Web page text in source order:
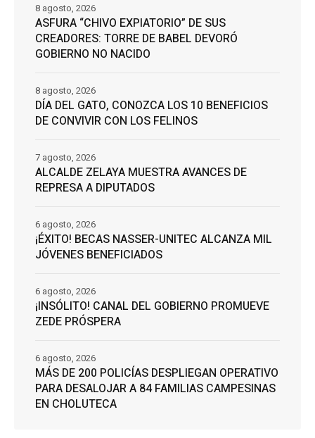
ASFURA “CHIVO EXPIATORIO” DE SUS
CREADORES: TORRE DE BABEL DEVORÓ
GOBIERNO NO NACIDO
8 agosto, 2026
DÍA DEL GATO, CONOZCA LOS 10 BENEFICIOS
DE CONVIVIR CON LOS FELINOS
8 agosto, 2026
ALCALDE ZELAYA MUESTRA AVANCES DE
REPRESA A DIPUTADOS
7 agosto, 2026
¡ÉXITO! BECAS NASSER-UNITEC ALCANZA MIL
JÓVENES BENEFICIADOS
6 agosto, 2026
¡INSÓLITO! CANAL DEL GOBIERNO PROMUEVE
ZEDE PRÓSPERA
6 agosto, 2026
MÁS DE 200 POLICÍAS DESPLIEGAN OPERATIVO
PARA DESALOJAR A 84 FAMILIAS CAMPESINAS
EN CHOLUTECA
6 agosto, 2026